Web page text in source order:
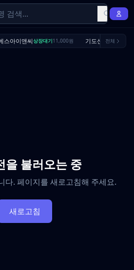
스아이앤씨상장대기11,000원 기도산업수요예측완
전체
을 불러오는 중
다. 페이지를 새로고침해 주세요.
새로고침